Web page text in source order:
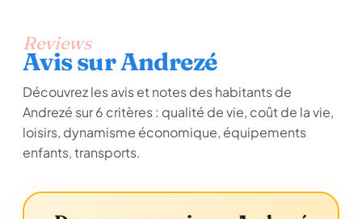
Reviews
Avis sur Andrezé
Découvrez les avis et notes des habitants de
Andrezé sur 6 critères : qualité de vie, coût de la vie,
loisirs, dynamisme économique, équipements
enfants, transports.